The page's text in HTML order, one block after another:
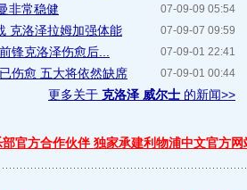
07-09-09 05:54
非常稳健
07-09-07 09:59
克洛泽拉姆加强体能
07-09-01 22:41
锋克洛泽伤愈后...
07-09-01 00:44
伤愈 五大将依然缺席
更多关于 克洛泽 威尔士 的新闻>>
官方合作伙伴 独家承建利物浦中文官方网